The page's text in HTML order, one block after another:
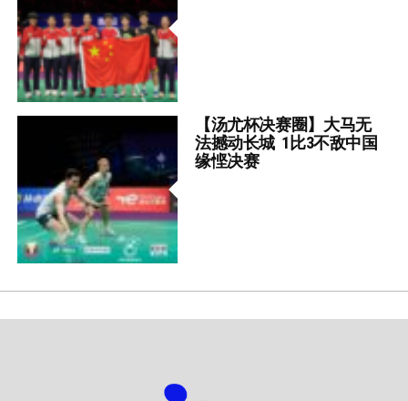
【汤尤杯决赛圈】大马无
法撼动长城 1比3不敌中国
缘悭决赛